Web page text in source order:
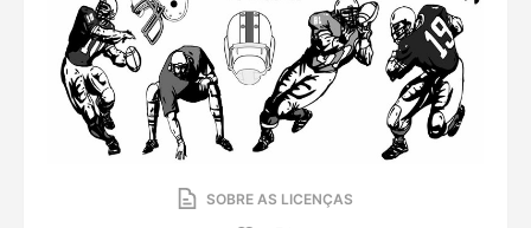
SOBRE AS LICENÇAS